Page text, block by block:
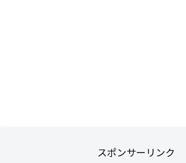
スポンサーリンク